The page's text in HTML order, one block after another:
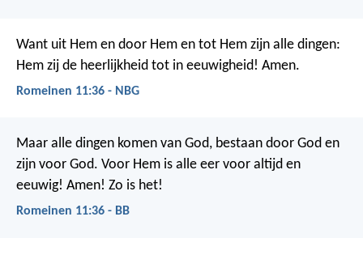
Want uit Hem en door Hem en tot Hem zijn alle dingen:
Hem zij de heerlijkheid tot in eeuwigheid! Amen.
Romeinen 11:36 - NBG
Maar alle dingen komen van God, bestaan door God en
zijn voor God. Voor Hem is alle eer voor altijd en
eeuwig! Amen! Zo is het!
Romeinen 11:36 - BB